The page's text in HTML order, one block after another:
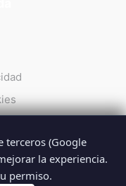
los profesionales del
terceros (Google
la experiencia.
permiso.